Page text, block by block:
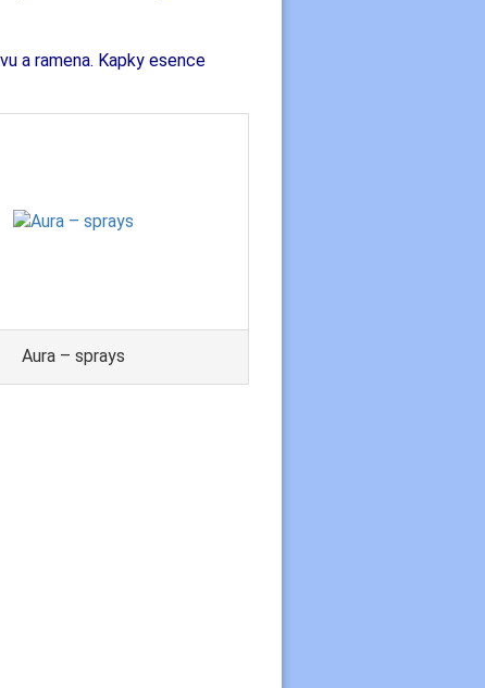
a ramena. Kapky esence
Aura – sprays